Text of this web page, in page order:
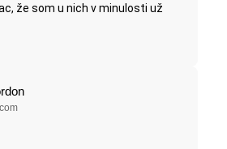
že som u nich v minulosti už